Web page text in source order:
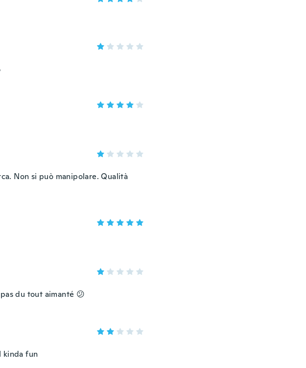
Non si può manipolare. Qualità
du tout aimanté 😕
kinda fun